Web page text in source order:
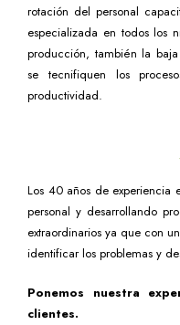
rotación del personal
especializada en todos los
producción, también la
se tecnifiquen los
productividad.
Los 40 años de experiencia
personal y desarrollando
extraordinarios ya que con
identificar los problemas y
Ponemos nuestra
clientes.